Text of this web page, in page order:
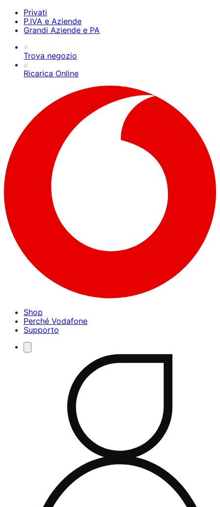
Privati
P.IVA e Aziende
Grandi Aziende e PA
Trova negozio
Ricarica Online
Shop
Perché Vodafone
Supporto